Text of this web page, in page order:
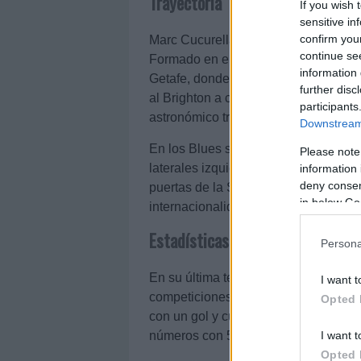
If you wish
sensitive
confirm
continue
information
further
Please
information
deny
in below
I want
Opted
I want
Opted
Marc Cucurella (27 años) regresa a
Formado en el Barcelona, se dio a
Getafe, donde terminó de explotar
al Brighton a cambio de 18 millones
astronómico traspaso.
En los Blues se ha consolidado a
laterales izquierdos por su garra y
puertas de la Selección Española,
internacionalidades.
Estadísticas últimas temporadas
En su última temporada en el
competiciones, acumulando 3.871
con un gol y cuatro asistencias
números con 5 goles y una